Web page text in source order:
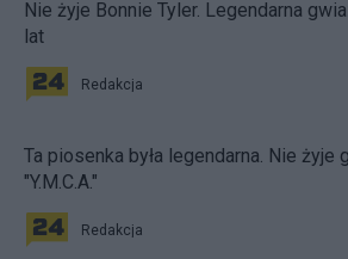
Nie żyje Bonnie Tyler. Legendarna
lat
Redakcja
Ta piosenka była legendarna. Nie żyje
"Y.M.C.A."
Redakcja